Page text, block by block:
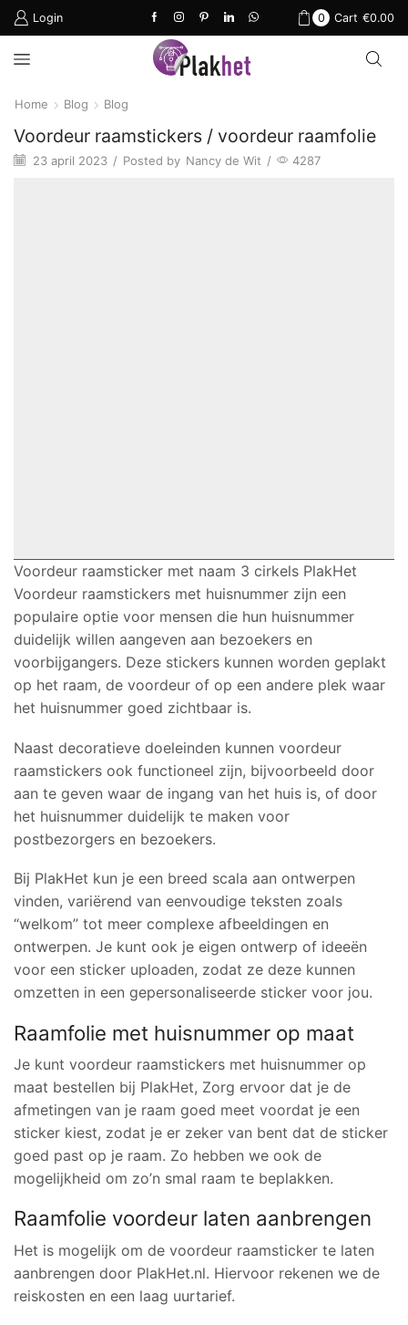
Login 0 Cart €0.00
Home Blog Blog
Voordeur raamstickers / voordeur raamfolie
23 april 2023 / Posted by Nancy de Wit / 4287
Voordeur raamsticker met naam 3 cirkels PlakHet
Voordeur raamstickers met huisnummer zijn een
populaire optie voor mensen die hun huisnummer
duidelijk willen aangeven aan bezoekers en
voorbijgangers. Deze stickers kunnen worden geplakt
op het raam, de voordeur of op een andere plek waar
het huisnummer goed zichtbaar is.
Naast decoratieve doeleinden kunnen voordeur
raamstickers ook functioneel zijn, bijvoorbeeld door
aan te geven waar de ingang van het huis is, of door
het huisnummer duidelijk te maken voor
postbezorgers en bezoekers.
Bij PlakHet kun je een breed scala aan ontwerpen
vinden, variërend van eenvoudige teksten zoals
“welkom” tot meer complexe afbeeldingen en
ontwerpen. Je kunt ook je eigen ontwerp of ideeën
voor een sticker uploaden, zodat ze deze kunnen
omzetten in een gepersonaliseerde sticker voor jou.
Raamfolie met huisnummer op maat
Je kunt voordeur raamstickers met huisnummer op
maat bestellen bij PlakHet, Zorg ervoor dat je de
afmetingen van je raam goed meet voordat je een
sticker kiest, zodat je er zeker van bent dat de sticker
goed past op je raam. Zo hebben we ook de
mogelijkheid om zo’n smal raam te beplakken.
Raamfolie voordeur laten aanbrengen
Het is mogelijk om de voordeur raamsticker te laten
aanbrengen door PlakHet.nl. Hiervoor rekenen we de
reiskosten en een laag uurtarief.